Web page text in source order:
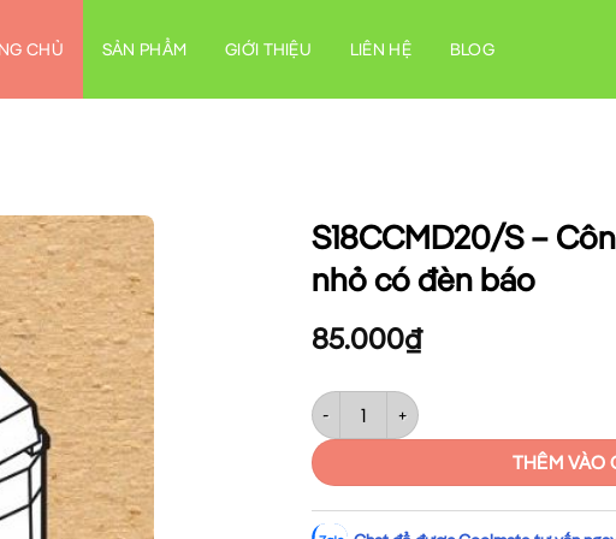
CHỦ SẢN PHẨM GIỚI THIỆU LIÊN HỆ BLOG
S18CCMD20/S –
nhỏ có đèn báo
85.000₫
S18CCMD20/S – Công tắc 2 cực 20A cỡ
THÊM VÀO